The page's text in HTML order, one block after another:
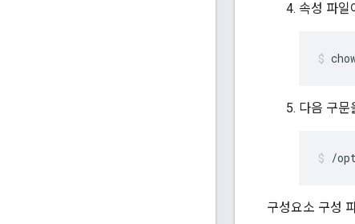
속성 파일
다음 구문
/
구성요소 구성